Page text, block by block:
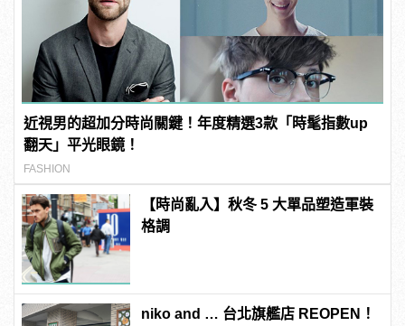
近視男的超加分時尚關鍵！年度精選3款「時髦指數up
翻天」平光眼鏡！
FASHION
【時尚亂入】秋冬 5 大單品塑造軍裝
格調
niko and … 台北旗艦店 REOPEN！